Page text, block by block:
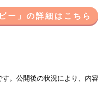
ー」の詳細はこちら
。公開後の状況により、内容